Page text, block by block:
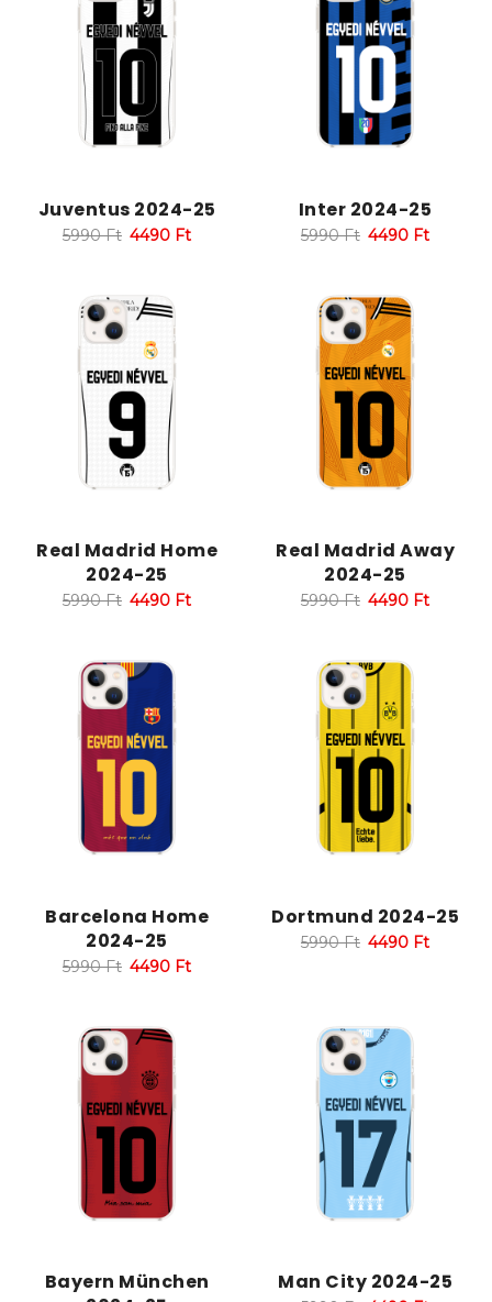
Juventus 2024-25
5990Ft 4490 Ft
Inter 2024-25
5990Ft 4490 Ft
Real Madrid Home
2024-25
5990Ft 4490 Ft
Real Madrid Away
2024-25
5990Ft 4490 Ft
Barcelona Home
2024-25
5990Ft 4490 Ft
Dortmund 2024-25
5990Ft 4490 Ft
Bayern München
Man City 2024-25